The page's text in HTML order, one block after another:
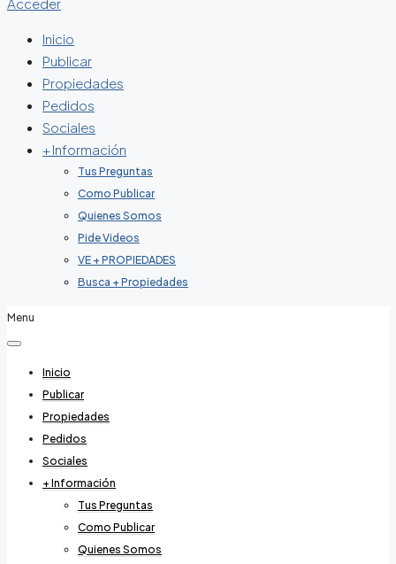
Inicio
Publicar
Propiedades
Pedidos
Sociales
+ Información
Tus Preguntas
Como Publicar
Quienes Somos
Pide Videos
VE + PROPIEDADES
Busca + Propiedades
Menu
Inicio
Publicar
Propiedades
Pedidos
Sociales
+ Información
Tus Preguntas
Como Publicar
Quienes Somos